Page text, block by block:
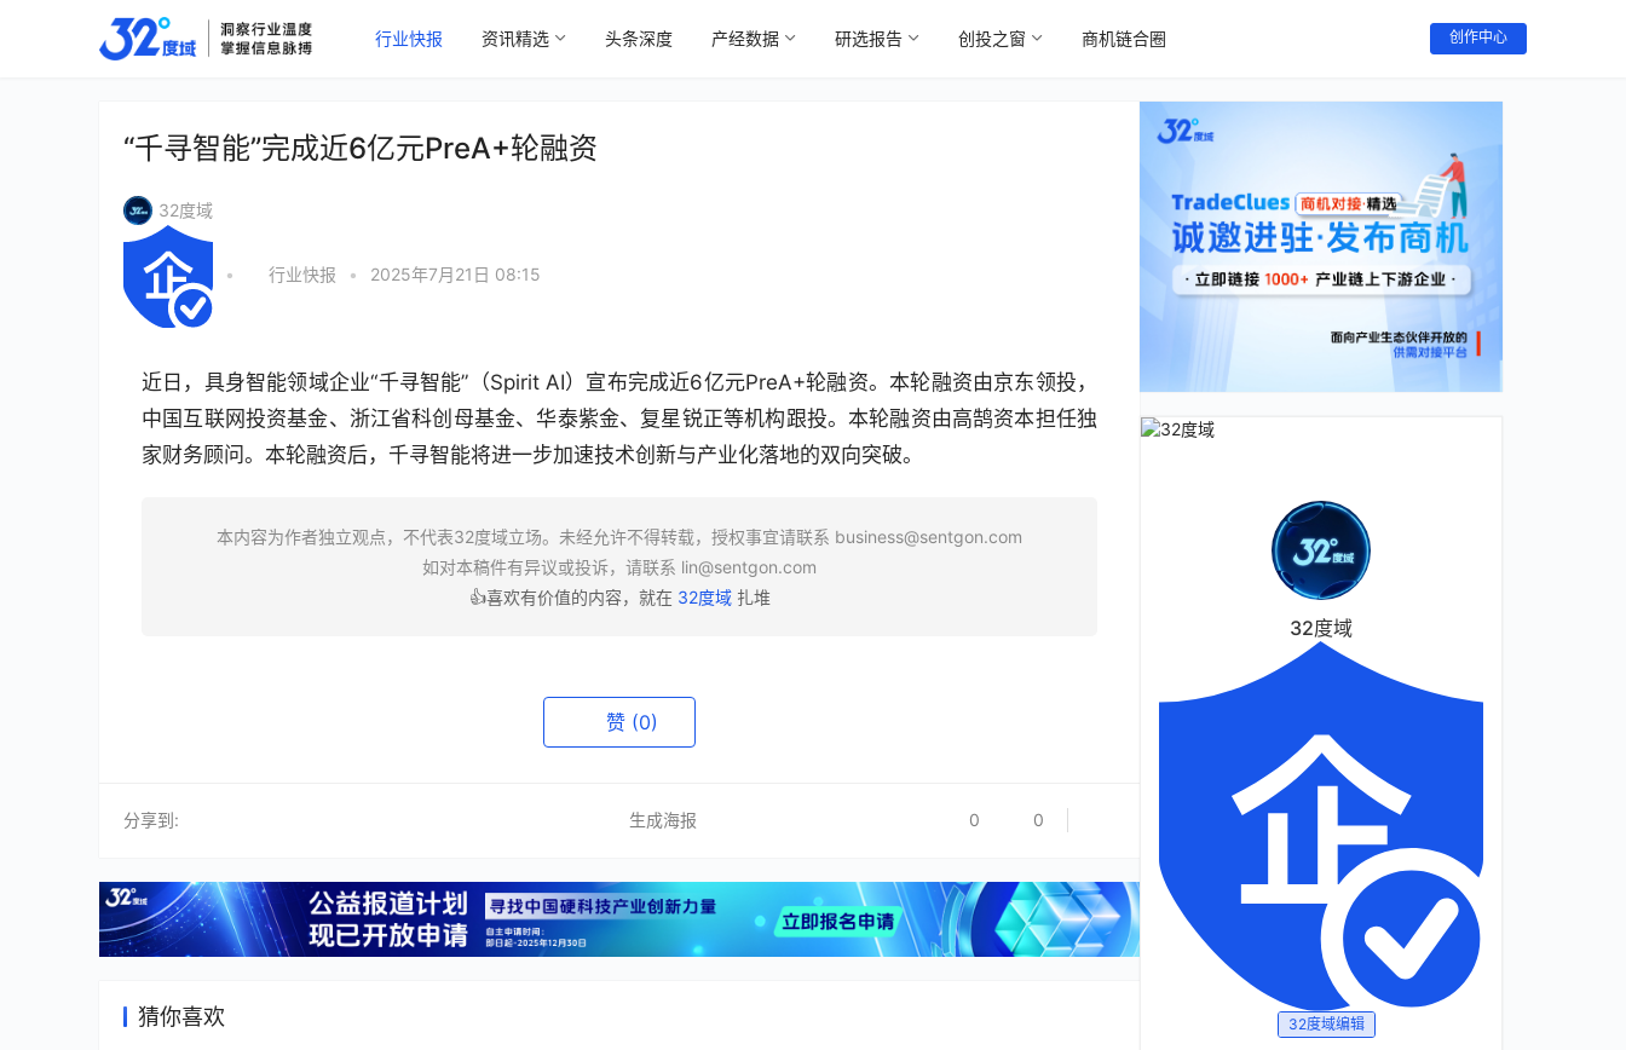
行业快报 资讯精选 头条深度 产经数据 研选报告 创投之窗 商机链合圈 创作中心
“千寻智能”完成近6亿元PreA+轮融资
32度域
• 行业快报 • 2025年7月21日 08:15
近日，具身智能领域企业“千寻智能”（Spirit AI）宣布完成近6亿元PreA+轮融资。本轮融资由京东领投，
中国互联网投资基金、浙江省科创母基金、华泰紫金、复星锐正等机构跟投。本轮融资由高鹄资本担任独
家财务顾问。本轮融资后，千寻智能将进一步加速技术创新与产业化落地的双向突破。
本内容为作者独立观点，不代表32度域立场。未经允许不得转载，授权事宜请联系 business@sentgon.com
如对本稿件有异议或投诉，请联系 lin@sentgon.com
👍喜欢有价值的内容，就在 32度域扎堆
赞 (0)
分享到: 生成海报 0 0
猜你喜欢
32度域
32度域编辑